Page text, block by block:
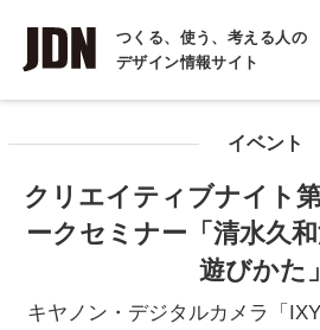
つくる、使う、考える人の
デザイン情報サイト
INTERVIEW
インタビュー
COLUMN
イベント
クリエイティブナイト
ークセミナー「清水久
遊びかた」
キヤノン・デジタルカメラ「